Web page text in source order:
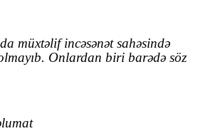
müxtəlif incəsənət sahəsində
Onlardan biri barədə söz